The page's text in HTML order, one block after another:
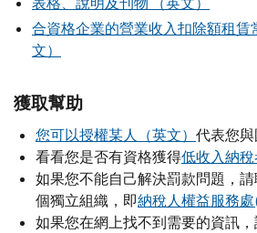
合資格企業的營業收入扣除額租賃
文）
獲取幫助
您可以授權某人（英文） 代表您
看看您是否有資格獲得低收入納
如果您不能自己解決罰款問題，
個獨立組織，即納稅人權益服務處
如果您在網上找不到需要的資訊